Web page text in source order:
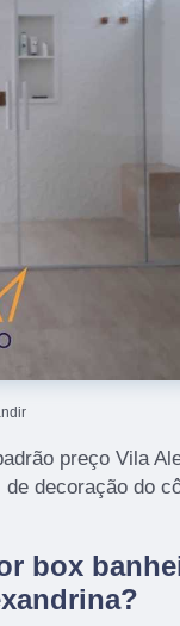
preço Vila
decoração do
box